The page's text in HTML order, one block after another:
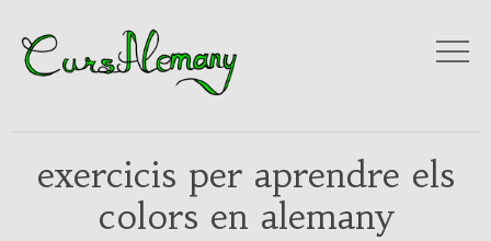
exercicis per aprendre els
colors en alemany